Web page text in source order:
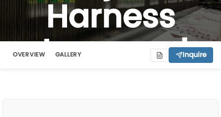
Harness
Jacquard
OVERVIEW GALLERY Inquire